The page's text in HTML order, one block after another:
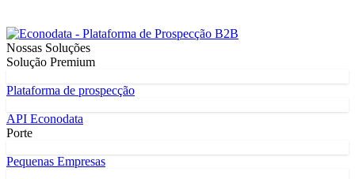
Nossas Soluções
Solução Premium
Plataforma de prospecção
API Econodata
Porte
Pequenas Empresas